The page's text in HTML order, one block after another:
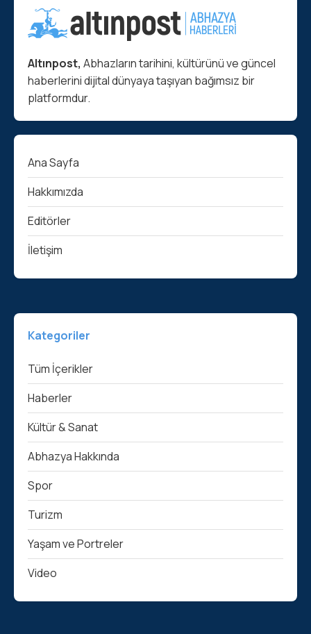
Altınpost, Abhazların tarihini, kültürünü ve güncel
haberlerini dijital dünyaya taşıyan bağımsız bir
platformdur.
Ana Sayfa
Hakkımızda
Editörler
İletişim
Kategoriler
Tüm İçerikler
Haberler
Kültür & Sanat
Abhazya Hakkında
Spor
Turizm
Yaşam ve Portreler
Video